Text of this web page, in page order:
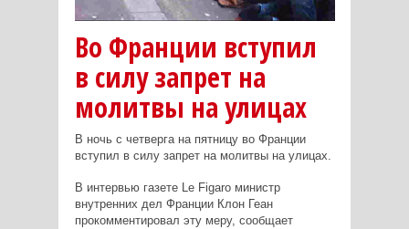
Во Франции вступил
в силу запрет на
молитвы на улицах
В ночь с четверга на пятницу во Франции
вступил в силу запрет на молитвы на улицах.
В интервью газете Le Figaro министр
внутренних дел Франции Клон Геан
прокомментировал эту меру, сообщает